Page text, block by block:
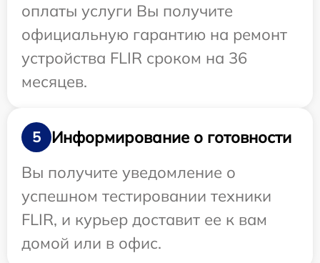
оплаты услуги Вы получите
официальную гарантию на ремонт
устройства FLIR сроком на 36
месяцев.
5
Информирование о готовности
Вы получите уведомление о
успешном тестировании техники
FLIR, и курьер доставит ее к вам
домой или в офис.